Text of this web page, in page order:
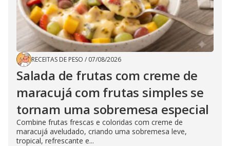
RECEITAS DE PESO / 07/08/2026
Salada de frutas com creme de
maracujá com frutas simples se
tornam uma sobremesa especial
Combine frutas frescas e coloridas com creme de
maracujá aveludado, criando uma sobremesa leve,
tropical, refrescante e...